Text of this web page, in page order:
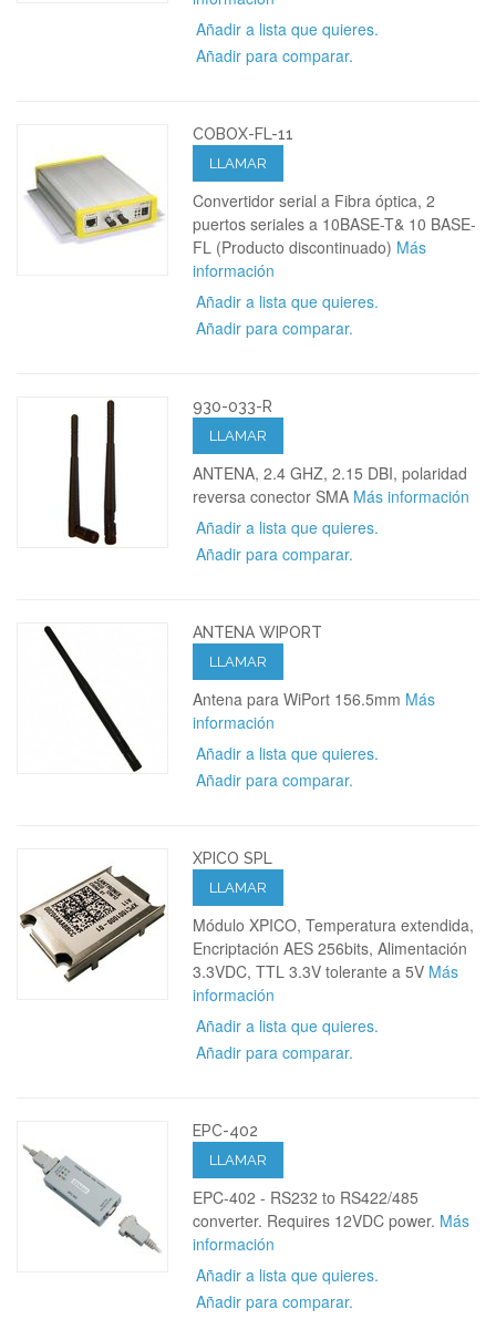
Añadir a lista que quieres.
Añadir para comparar.
COBOX-FL-11
LLAMAR
Convertidor serial a Fibra óptica, 2
puertos seriales a 10BASE-T& 10 BASE-
FL (Producto discontinuado) Más
información
Añadir a lista que quieres.
Añadir para comparar.
930-033-R
LLAMAR
ANTENA, 2.4 GHZ, 2.15 DBI, polaridad
reversa conector SMA Más información
Añadir a lista que quieres.
Añadir para comparar.
ANTENA WIPORT
LLAMAR
Antena para WiPort 156.5mm Más
información
Añadir a lista que quieres.
Añadir para comparar.
XPICO SPL
LLAMAR
Módulo XPICO, Temperatura extendida,
Encriptación AES 256bits, Alimentación
3.3VDC, TTL 3.3V tolerante a 5V Más
información
Añadir a lista que quieres.
Añadir para comparar.
EPC-402
LLAMAR
EPC-402 - RS232 to RS422/485
converter. Requires 12VDC power. Más
información
Añadir a lista que quieres.
Añadir para comparar.